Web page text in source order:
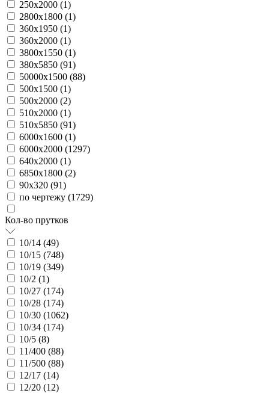
250х2000 (1)
2800х1800 (1)
360х1950 (1)
360х2000 (1)
3800х1550 (1)
380х5850 (91)
50000х1500 (88)
500х1500 (1)
500х2000 (2)
510х2000 (1)
510х5850 (91)
6000х1600 (1)
6000х2000 (1297)
640х2000 (1)
6850х1800 (2)
90х320 (91)
по чертежу (1729)
Кол-во прутков
10/14 (49)
10/15 (748)
10/19 (349)
10/2 (1)
10/27 (174)
10/28 (174)
10/30 (1062)
10/34 (174)
10/5 (8)
11/400 (88)
11/500 (88)
12/17 (14)
12/20 (12)